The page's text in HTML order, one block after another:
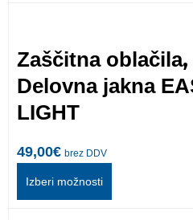
Zaščitna oblačila,
Delovna jakna
LIGHT
49,00€ brez DDV
Izberi možnosti